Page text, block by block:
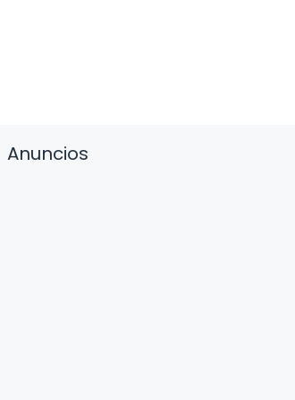
Anuncios